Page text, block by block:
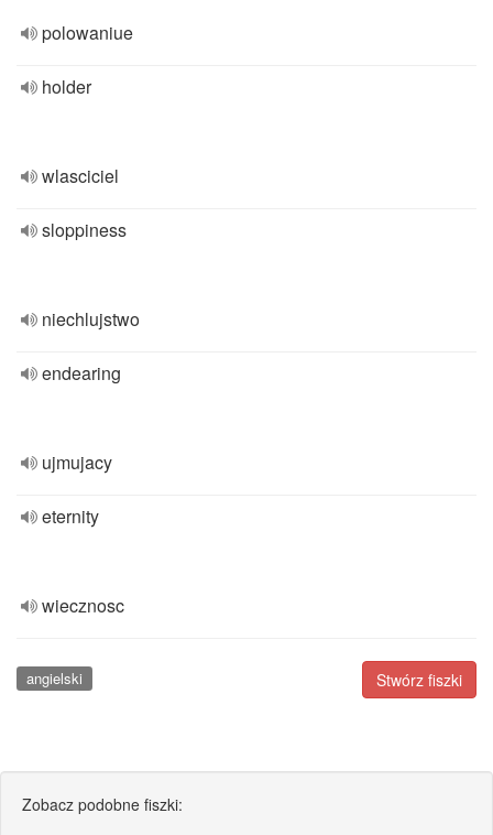
polowaniue
holder
wlasciciel
sloppiness
niechlujstwo
endearing
ujmujacy
eternity
wiecznosc
Stwórz fiszki
angielski
Zobacz podobne fiszki: